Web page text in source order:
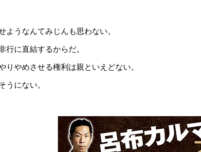
ようなんてみじんも思わない。
行に直結するからだ。
やめさせる権利は親といえどない。
にない。